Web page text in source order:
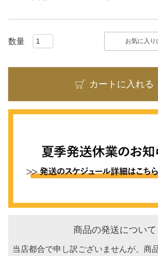
お気に入り
カートに入れる
商品の発送について
当店都合で申し訳ございませんが、商